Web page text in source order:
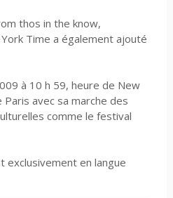
thos in the know,
Time a également ajouté
à 10 h 59, heure de New
avec sa marche des
comme le festival
exclusivement en langue